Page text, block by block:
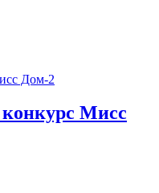
конкурс Мисс